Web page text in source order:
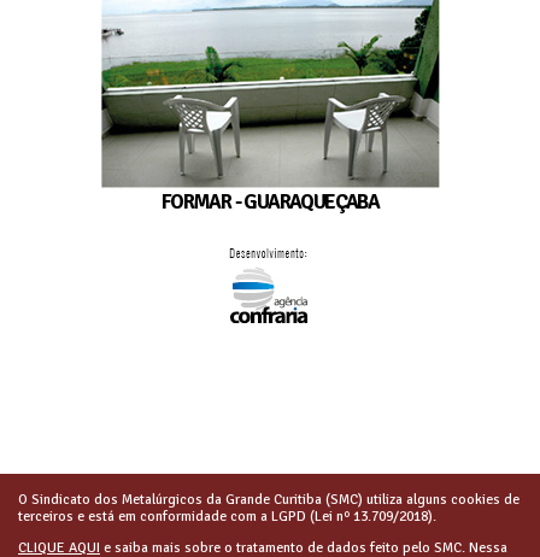
FORMAR - GUARAQUEÇABA
O Sindicato dos Metalúrgicos da Grande Curitiba (SMC) utiliza alguns cookies de
terceiros e está em conformidade com a LGPD (Lei nº 13.709/2018).
CLIQUE AQUI e saiba mais sobre o tratamento de dados feito pelo SMC. Nessa